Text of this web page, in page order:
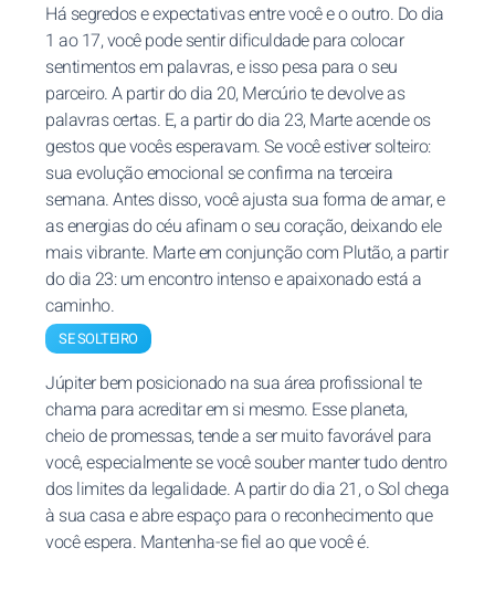
Há segredos e expectativas entre você e o outro. Do dia
1 ao 17, você pode sentir dificuldade para colocar
sentimentos em palavras, e isso pesa para o seu
parceiro. A partir do dia 20, Mercúrio te devolve as
palavras certas. E, a partir do dia 23, Marte acende os
gestos que vocês esperavam. Se você estiver solteiro:
sua evolução emocional se confirma na terceira
semana. Antes disso, você ajusta sua forma de amar, e
as energias do céu afinam o seu coração, deixando ele
mais vibrante. Marte em conjunção com Plutão, a partir
do dia 23: um encontro intenso e apaixonado está a
caminho.
SE SOLTEIRO
Júpiter bem posicionado na sua área profissional te
chama para acreditar em si mesmo. Esse planeta,
cheio de promessas, tende a ser muito favorável para
você, especialmente se você souber manter tudo dentro
dos limites da legalidade. A partir do dia 21, o Sol chega
à sua casa e abre espaço para o reconhecimento que
você espera. Mantenha-se fiel ao que você é.